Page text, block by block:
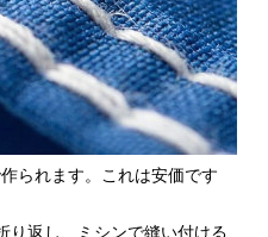
られます。これは安価です
り返し、ミシンで縫い付ける